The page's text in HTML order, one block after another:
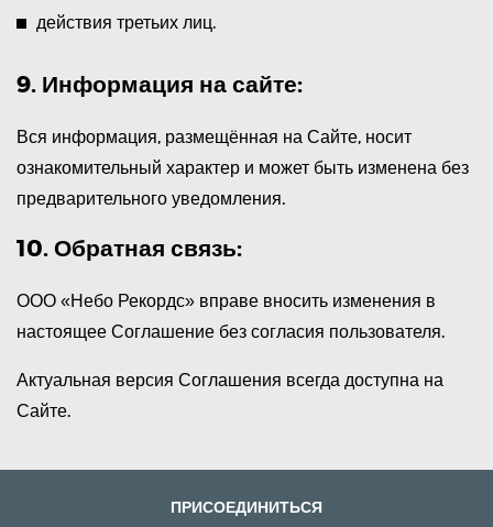
действия третьих лиц.
9. Информация на сайте:
Вся информация, размещённая на Сайте, носит
ознакомительный характер и может быть изменена без
предварительного уведомления.
10. Обратная связь:
ООО «Небо Рекордс» вправе вносить изменения в
настоящее Соглашение без согласия пользователя.
Актуальная версия Соглашения всегда доступна на
Сайте.
ПРИСОЕДИНИТЬСЯ